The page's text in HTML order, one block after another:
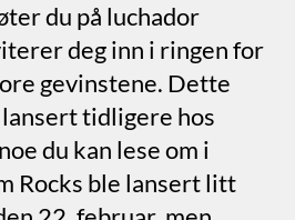
du på luchador
deg inn i ringen for
gevinstene. Dette
tidligere hos
du kan lese om i
Rocks ble lansert litt